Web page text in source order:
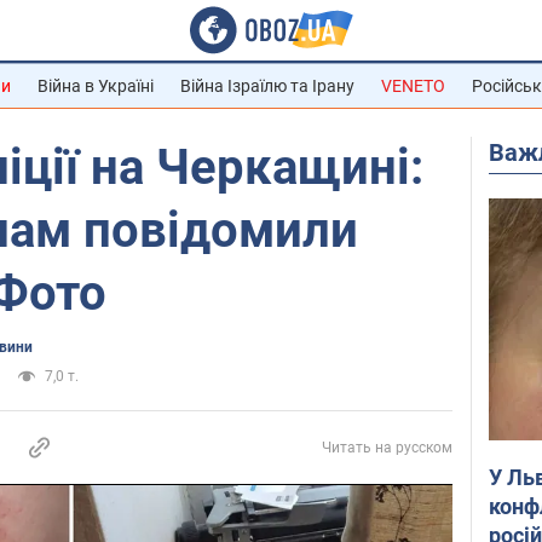
Війна в Україні Війна Ізраїлю та Ірану VENETO
на Черкащині:
повідомили
7,0 т.
Читать на русском
У